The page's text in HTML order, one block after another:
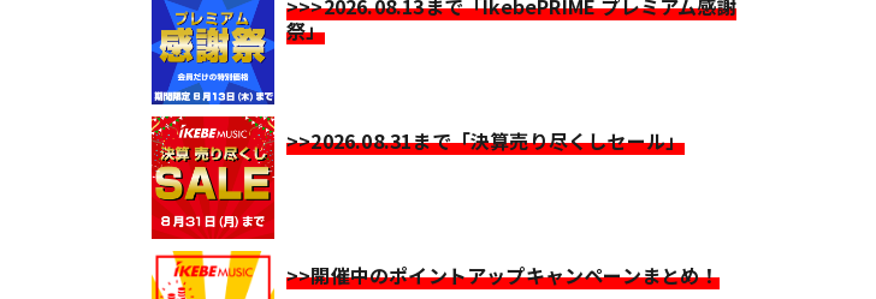
>>>2026.08.13まで「IkebePRIME プレミアム感謝
祭」
>>2026.08.31まで「決算売り尽くしセール」
>>開催中のポイントアップキャンペーンまとめ！